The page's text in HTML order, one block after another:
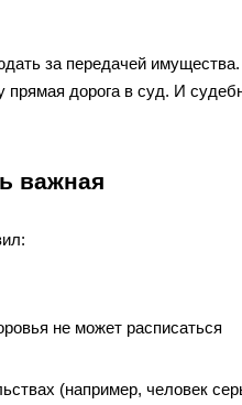
за передачей
прямая дорога в суд. И
важная
не может расписаться
(например, человек